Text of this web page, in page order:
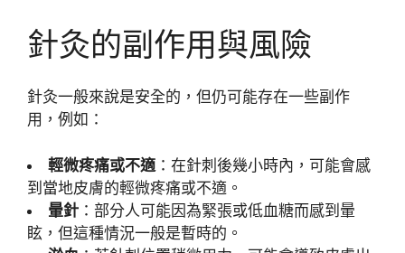
針灸的副作用與風險
針灸一般來說是安全的，但仍可能存在一些副作
用，例如：
輕微疼痛或不適 ：在針刺後幾小時內，可能會感
到當地皮膚的輕微疼痛或不適。
暈針 ：部分人可能因為緊張或低血糖而感到暈
眩，但這種情況一般是暫時的。